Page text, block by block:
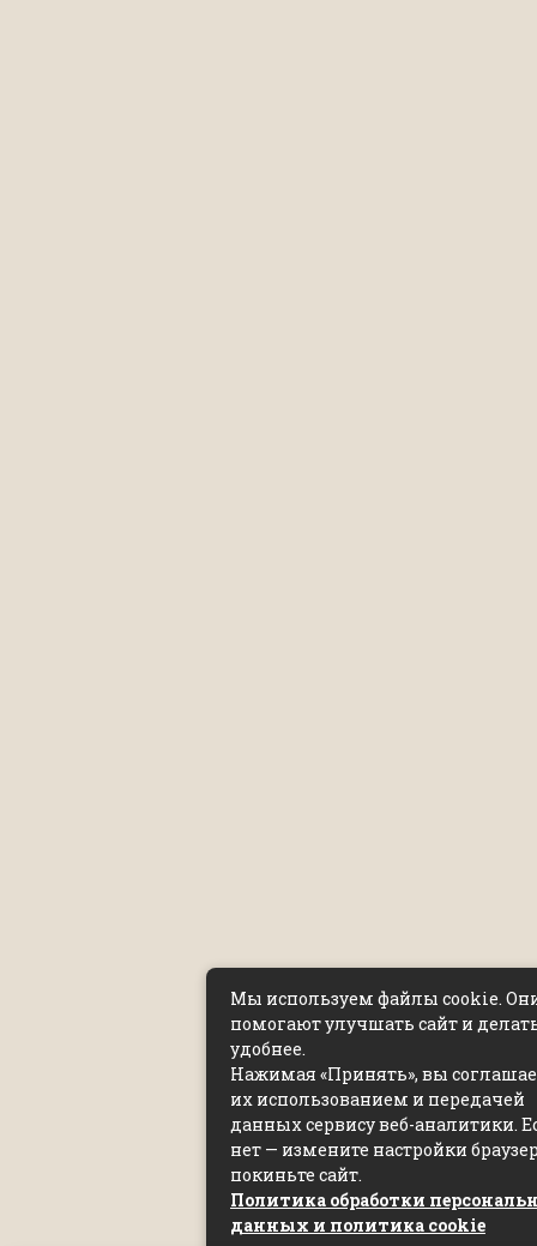
Мы используем файлы cookie.
помогают улучшать сайт и
удобнее.
Нажимая «Принять», вы
их использованием и передачей
данных сервису веб-аналитики.
нет — измените настройки
покиньте сайт.
Политика обработки
данных и политика cookie